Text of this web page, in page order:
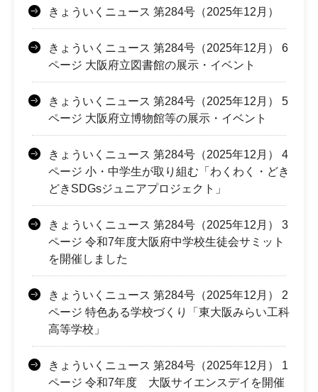
きょういくニュース 第284号（2025年12月）
きょういくニュース 第284号（2025年12月） 6
ページ 大阪府立図書館の展示・イベント
きょういくニュース 第284号（2025年12月） 5
ページ 大阪府立博物館等の展示・イベント
きょういくニュース 第284号（2025年12月） 4
ページ 小・中学生が取り組む「わくわく・どき
どきSDGsジュニアプロジェクト」
きょういくニュース 第284号（2025年12月） 3
ページ 令和7年度大阪府中学校生徒会サミット
を開催しました
きょういくニュース 第284号（2025年12月） 2
ページ 特色ある学校づくり「東大阪みらい工科
高等学校」
きょういくニュース 第284号（2025年12月） 1
ページ 令和7年度 大阪サイエンスデイを開催